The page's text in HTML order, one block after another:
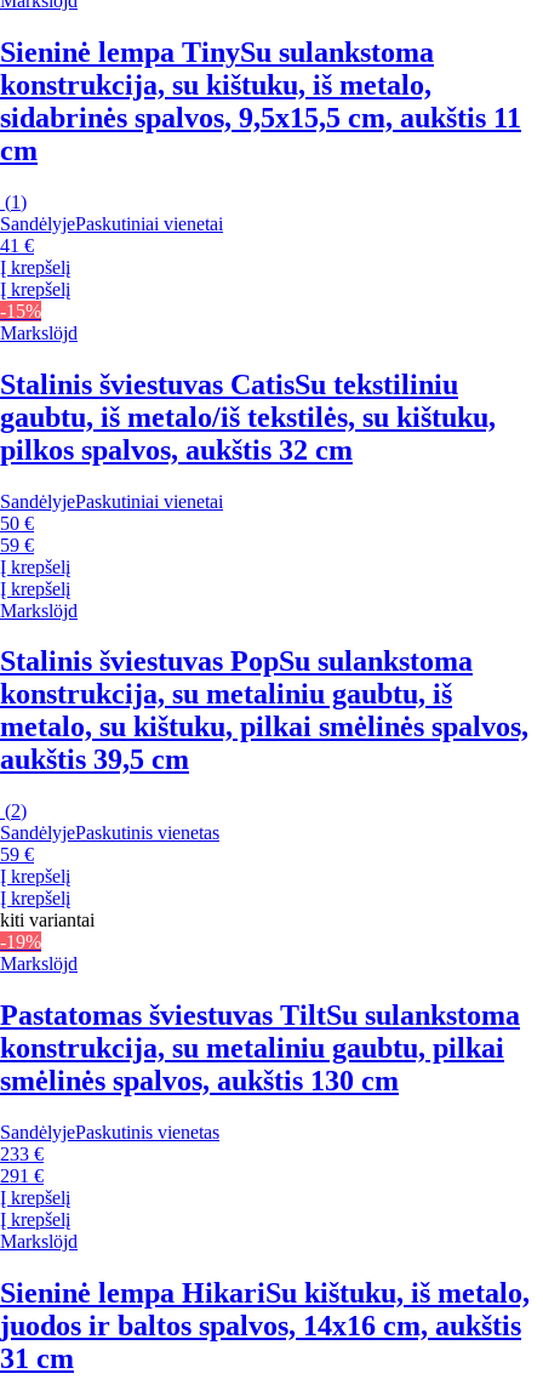
Sieninė lempa TinySu sulankstoma
konstrukcija, su kištuku, iš metalo,
sidabrinės spalvos, 9,5x15,5 cm, aukštis 11
cm
(1)
SandėlyjePaskutiniai vienetai
41 €
Į krepšelį
Į krepšelį
-15%
Markslöjd
Stalinis šviestuvas CatisSu tekstiliniu
gaubtu, iš metalo/iš tekstilės, su kištuku,
pilkos spalvos, aukštis 32 cm
SandėlyjePaskutiniai vienetai
50 €
59 €
Į krepšelį
Į krepšelį
Markslöjd
Stalinis šviestuvas PopSu sulankstoma
konstrukcija, su metaliniu gaubtu, iš
metalo, su kištuku, pilkai smėlinės spalvos,
aukštis 39,5 cm
(2)
SandėlyjePaskutinis vienetas
59 €
Į krepšelį
Į krepšelį
kiti variantai
-19%
Markslöjd
Pastatomas šviestuvas TiltSu sulankstoma
konstrukcija, su metaliniu gaubtu, pilkai
smėlinės spalvos, aukštis 130 cm
SandėlyjePaskutinis vienetas
233 €
291 €
Į krepšelį
Į krepšelį
Markslöjd
Sieninė lempa HikariSu kištuku, iš metalo,
juodos ir baltos spalvos, 14x16 cm, aukštis
31 cm